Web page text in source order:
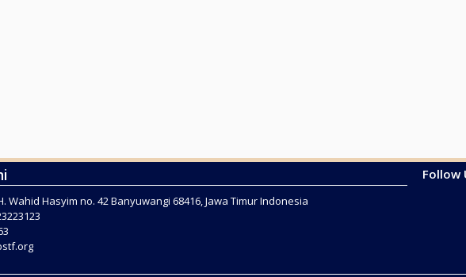
Wahid Hasyim no. 42 Banyuwangi 68416, Jawa Timur Indonesia
Follow